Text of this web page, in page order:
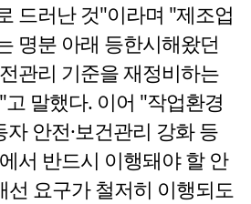
드러난 것"이라며 "제조업
명분 아래 등한시해왔던
관리 기준을 재정비하는
말했다. 이어 "작업환경
안전·보건관리 강화 등
서 반드시 이행돼야 할 안
선 요구가 철저히 이행되도